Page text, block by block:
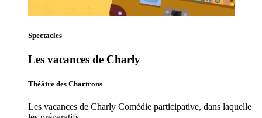
Spectacles
Les vacances de Charly
Théâtre des Chartrons
Les vacances de Charly Comédie participative, dans laquelle